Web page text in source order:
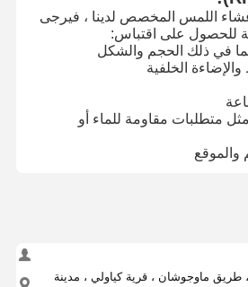
غشاء اللمس المخصص لدينا ، فيرجى
للحصول على اقتباس:
في ذلك الحجم والشكل
الخلفية
متطلبات مقاومة للماء أو
والموقع
الغرفة 601، المبنى 9، لا.180، طريق ماوجوشان ، قرية كياولي ، مدينة